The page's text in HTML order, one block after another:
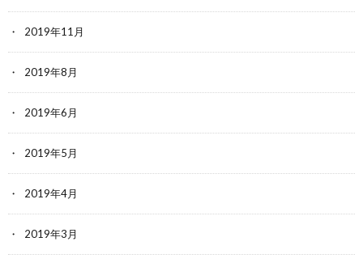
2019年11月
2019年8月
2019年6月
2019年5月
2019年4月
2019年3月